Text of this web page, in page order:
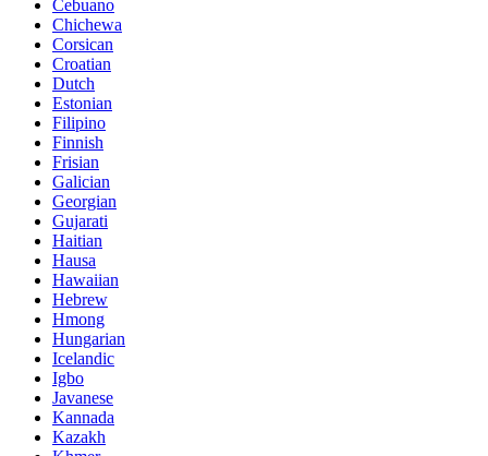
Cebuano
Chichewa
Corsican
Croatian
Dutch
Estonian
Filipino
Finnish
Frisian
Galician
Georgian
Gujarati
Haitian
Hausa
Hawaiian
Hebrew
Hmong
Hungarian
Icelandic
Igbo
Javanese
Kannada
Kazakh